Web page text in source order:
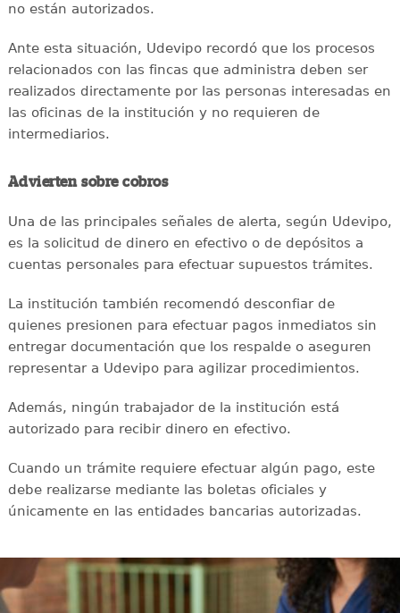
no están autorizados.
Ante esta situación, Udevipo recordó que los procesos
relacionados con las fincas que administra deben ser
realizados directamente por las personas interesadas en
las oficinas de la institución y no requieren de
intermediarios.
Advierten sobre cobros
Una de las principales señales de alerta, según Udevipo,
es la solicitud de dinero en efectivo o de depósitos a
cuentas personales para efectuar supuestos trámites.
La institución también recomendó desconfiar de
quienes presionen para efectuar pagos inmediatos sin
entregar documentación que los respalde o aseguren
representar a Udevipo para agilizar procedimientos.
Además, ningún trabajador de la institución está
autorizado para recibir dinero en efectivo.
Cuando un trámite requiere efectuar algún pago, este
debe realizarse mediante las boletas oficiales y
únicamente en las entidades bancarias autorizadas.